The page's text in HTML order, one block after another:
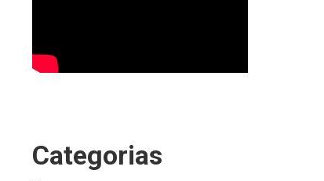
Categorias